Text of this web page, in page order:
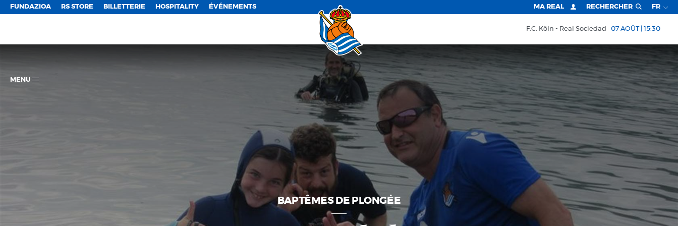
FUNDAZIOA RS STORE BILLETTERIE HOSPITALITY ÉVÉNEMENTS MA REAL RECHERCHER FR
F.C. Köln Real Sociedad 07 AOÛT | 15:30
MENU
BAPTÊMES DE PLONGÉE